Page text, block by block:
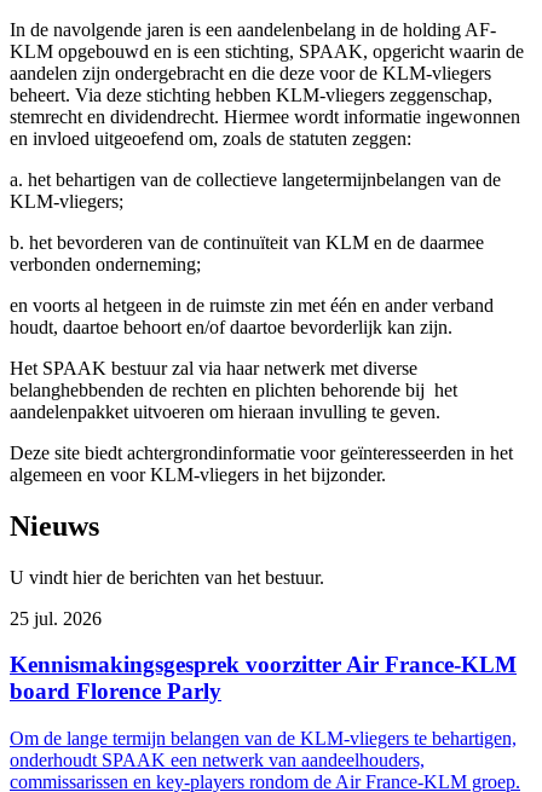
In de navolgende jaren is een aandelenbelang in de holding AF-
KLM opgebouwd en is een stichting, SPAAK, opgericht waarin de
aandelen zijn ondergebracht en die deze voor de KLM-vliegers
beheert. Via deze stichting hebben KLM-vliegers zeggenschap,
stemrecht en dividendrecht. Hiermee wordt informatie ingewonnen
en invloed uitgeoefend om, zoals de statuten zeggen:
a. het behartigen van de collectieve langetermijnbelangen van de
KLM-vliegers;
b. het bevorderen van de continuïteit van KLM en de daarmee
verbonden onderneming;
en voorts al hetgeen in de ruimste zin met één en ander verband
houdt, daartoe behoort en/of daartoe bevorderlijk kan zijn.
Het SPAAK bestuur zal via haar netwerk met diverse
belanghebbenden de rechten en plichten behorende bij het
aandelenpakket uitvoeren om hieraan invulling te geven.
Deze site biedt achtergrondinformatie voor geïnteresseerden in het
algemeen en voor KLM-vliegers in het bijzonder.
Nieuws
U vindt hier de berichten van het bestuur.
25 jul. 2026
Kennismakingsgesprek voorzitter Air France-KLM
board Florence Parly
Om de lange termijn belangen van de KLM-vliegers te behartigen,
onderhoudt SPAAK een netwerk van aandeelhouders,
commissarissen en key-players rondom de Air France-KLM groep.